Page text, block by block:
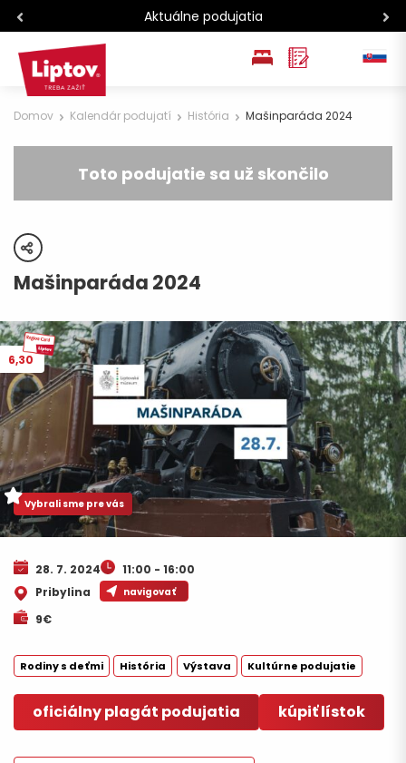
Aktuálne podujatia
Domov Kalendár podujatí História Mašinparáda 2024
Toto podujatie sa už skončilo
share
Mašinparáda 2024
6,30
Vybrali sme pre vás
28. 7. 2024
11:00 - 16:00
Pribylina
navigovať
9€
História
Rodiny s deťmi Výstava Kultúrne podujatie
oficiálny plagát podujatia kúpiť lístok